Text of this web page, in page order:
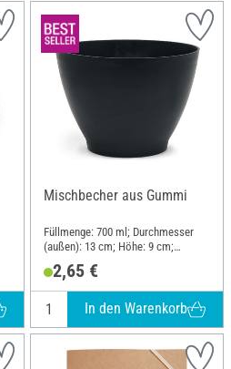
Mischbecher aus Gummi
Füllmenge: 700 ml; Durchmesser
(außen): 13 cm; Höhe: 9 cm;
2,65 €
In den Warenkorb